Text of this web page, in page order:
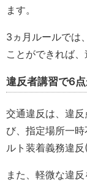
ます。
3ヵ月ルールでは
ことができれば
違反者講習で6
交通違反は、違
び、指定場所一
ルト装着義務違反
また、軽微な違